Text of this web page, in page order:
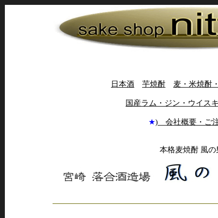
日本酒 芋焼酎 麦・米焼酎
国産ラム・ジン・ウイス
★) 会社概要・ご
本格麦焼酎 風